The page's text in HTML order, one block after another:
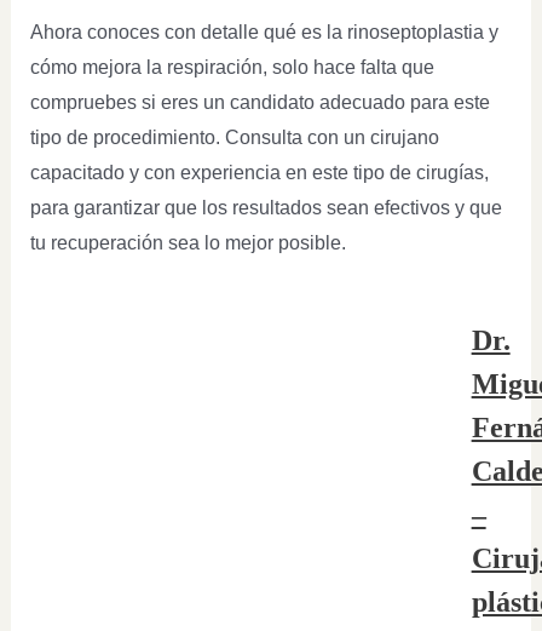
Ahora conoces con detalle qué es la rinoseptoplastia y
cómo mejora la respiración, solo hace falta que
compruebes si eres un candidato adecuado para este
tipo de procedimiento. Consulta con un cirujano
capacitado y con experiencia en este tipo de cirugías,
para garantizar que los resultados sean efectivos y que
tu recuperación sea lo mejor posible.
Dr.
–